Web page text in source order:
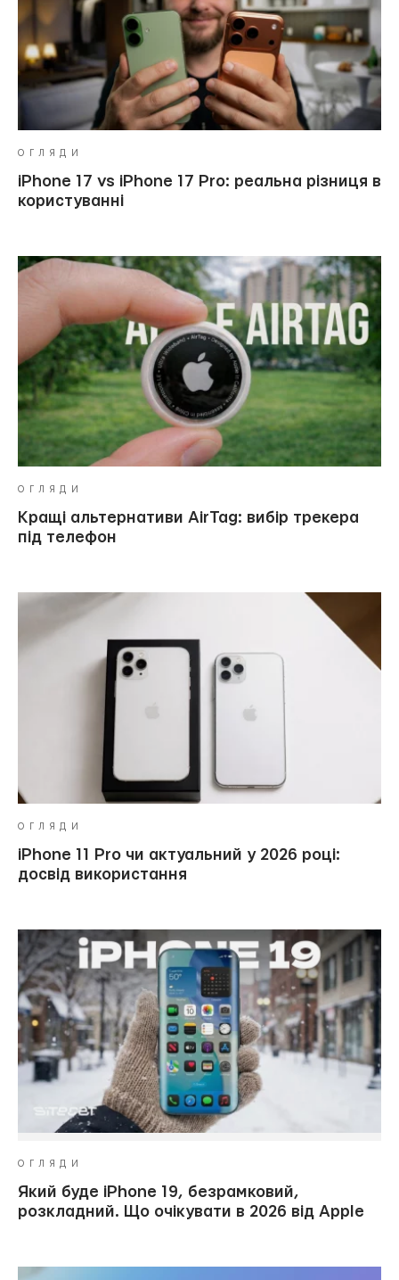
ОГЛЯДИ
iPhone 17 vs iPhone 17 Pro: реальна різниця в
користуванні
ОГЛЯДИ
Кращі альтернативи AirTag: вибір трекера
під телефон
ОГЛЯДИ
iPhone 11 Pro чи актуальний у 2026 році:
досвід використання
ОГЛЯДИ
Який буде iPhone 19, безрамковий,
розкладний. Що очікувати в 2026 від Apple